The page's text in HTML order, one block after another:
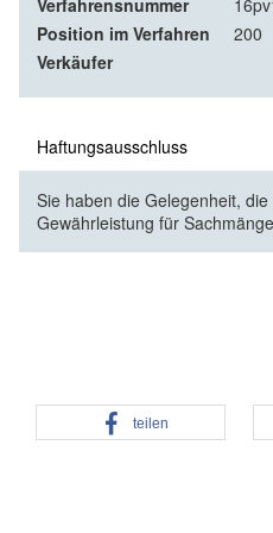
Verfahrensnummer
Position im Verfahren
200
Verkäufer
Haftungsausschluss
Sie haben die Gelegenheit,
Gewährleistung für
teilen